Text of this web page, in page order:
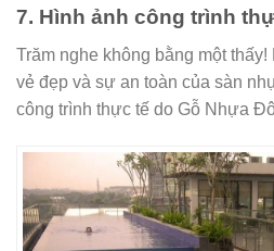
7. Hình ảnh công trình
Trăm nghe không bằng một
vẻ đẹp và sự an toàn của sàn
công trình thực tế do Gỗ Nhựa